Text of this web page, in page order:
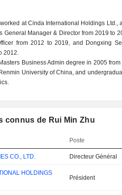
at Cinda International Holdings Ltd.,
General Manager & Director from 2019 to
from 2012 to 2019, and Dongxing
2012.
Business Admin degree in 2005
University of China, and
connus de Rui Min Zhu
Poste
CO., LTD. Directeur Général
HOLDINGS
Président